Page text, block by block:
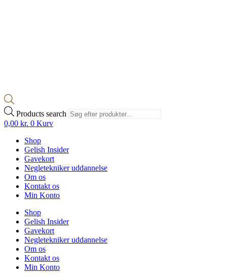
Products search
0,00 kr. 0 Kurv
Shop
Gelish Insider
Gavekort
Negletekniker uddannelse
Om os
Kontakt os
Min Konto
Shop
Gelish Insider
Gavekort
Negletekniker uddannelse
Om os
Kontakt os
Min Konto